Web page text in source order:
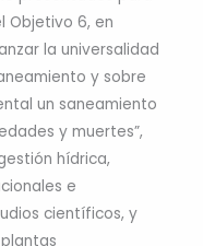
Objetivo 6, en
la universalidad
y sobre
un saneamiento
y muertes”,
hídrica,
e
científicos, y